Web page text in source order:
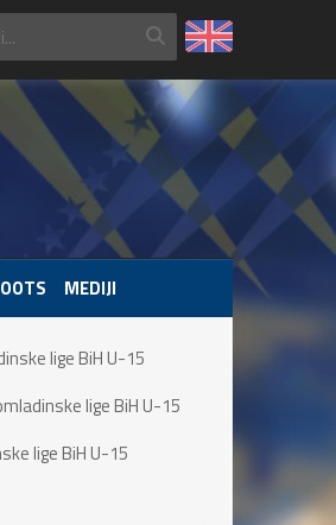
MEDIJI
lige BiH U-15
lige BiH U-15
lige BiH U-15